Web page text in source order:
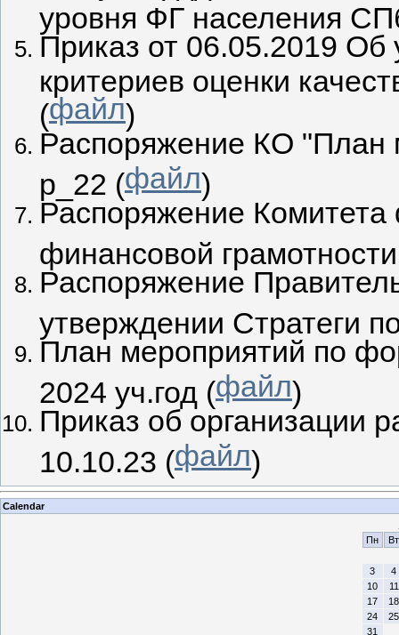
уровня ФГ населения
Приказ от 06.05.2019 Об
критериев оценки
(файл)
Распоряжение КО "План
р_22 (файл)
Распоряжение
финансовой
Распоряжение
утверждении Стратеги
План мероприятий по
2024 уч.год (файл)
Приказ об организации
10.10.23 (файл)
Calendar
Пн
Вт
3
4
10
11
17
18
24
25
31